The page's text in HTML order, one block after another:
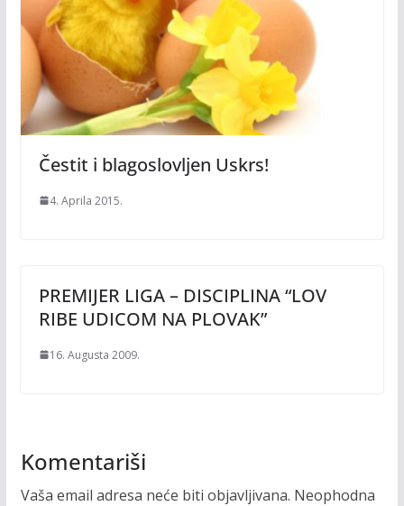
Čestit i blagoslovljen Uskrs!
4. Aprila 2015.
PREMIJER LIGA – DISCIPLINA “LOV
RIBE UDICOM NA PLOVAK”
16. Augusta 2009.
Komentariši
Vaša email adresa neće biti objavljivana. Neophodna